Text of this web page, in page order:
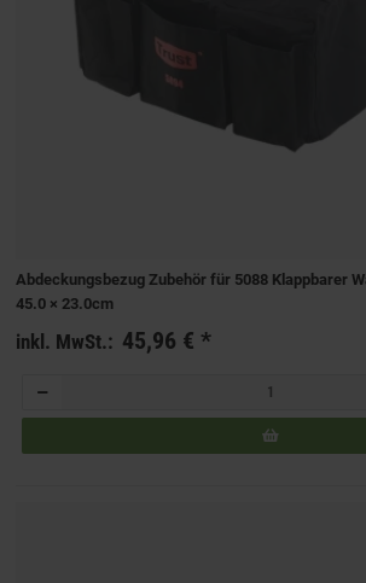
Abdeckungsbezug Zubehör für 5088 Klappbarer
45.0 × 23.0cm
inkl. MwSt.: 45,96 €*